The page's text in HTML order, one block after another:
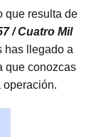
que resulta de
/ Cuatro Mil
has llegado a
que conozcas
operación.